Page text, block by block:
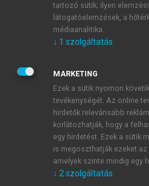
JELSZÓ
JELSZÓ ÚJRA
Kérek értesítést a MeRSZ
Kérek értesítést az Akadémiai
tartozó sütik; ilyen
látogatóelemzések, a
médiaanalitika.
↓ 1 szolgáltatás
MARKETING
Ezek a sütik nyomon
tevékenységét. Az online
hirdetők relevánsabb
korlátozhatják, hogy a
egy hirdetést. Ezek a sütik
is megoszthatják ezeket
amelyek szinte mindig egy
↓ 2 szolgáltatás